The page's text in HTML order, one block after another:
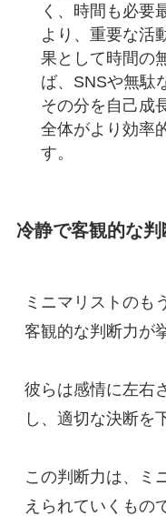
く、時間も必要
より、重要な活
果として時間の
ば、SNSや無駄
その分を自己成
全体がより効率
す。
冷静で客観的な判
ミニマリストのも
客観的な判断力が
彼らは感情に左右
し、適切な決断を
この判断力は、ミ
えられていくもの